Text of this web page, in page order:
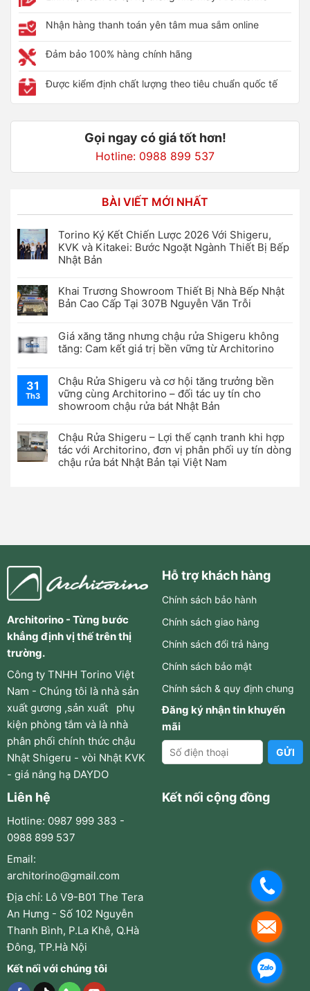
Nhận hàng thanh toán yên tâm mua sắm online
Đảm bảo 100% hàng chính hãng
Được kiểm định chất lượng theo tiêu chuẩn quốc tế
Gọi ngay có giá tốt hơn!
Hotline: 0988 899 537
BÀI VIẾT MỚI NHẤT
Torino Ký Kết Chiến Lược 2026 Với Shigeru,
KVK và Kitakei: Bước Ngoặt Ngành Thiết Bị Bếp
Nhật Bản
Khai Trương Showroom Thiết Bị Nhà Bếp Nhật
Bản Cao Cấp Tại 307B Nguyễn Văn Trỗi
Giá xăng tăng nhưng chậu rửa Shigeru không
tăng: Cam kết giá trị bền vững từ Architorino
31
Th3
Chậu Rửa Shigeru và cơ hội tăng trưởng bền
vững cùng Architorino – đối tác uy tín cho
showroom chậu rửa bát Nhật Bản
Chậu Rửa Shigeru – Lợi thế cạnh tranh khi hợp
tác với Architorino, đơn vị phân phối uy tín dòng
chậu rửa bát Nhật Bản tại Việt Nam
Architorino - Từng bước
khẳng định vị thế trên thị
trường.
Công ty TNHH Torino Việt
Nam - Chúng tôi là nhà sản
xuất gương ,sản xuất phụ
kiện phòng tắm và là nhà
phân phối chính thức chậu
Nhật Shigeru - vòi Nhật KVK
- giá nâng hạ DAYDO
Hỗ trợ khách hàng
Chính sách bảo hành
Chính sách giao hàng
Chính sách đổi trả hàng
Chính sách bảo mật
Chính sách & quy định chung
Đăng ký nhận tin khuyến
mãi
Liên hệ
Hotline: 0987 999 383 -
0988 899 537
Email:
architorino@gmail.com
Địa chỉ: Lô V9-B01 The Tera
An Hưng - Số 102 Nguyễn
Thanh Bình, P.La Khê, Q.Hà
Đông, TP.Hà Nội
Kết nối với chúng tôi
Kết nối cộng đồng
.
.
.